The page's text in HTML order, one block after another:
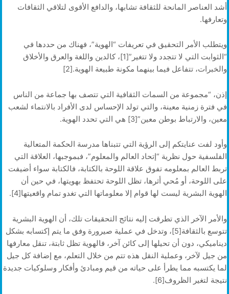
أشد العناصر المانحة للثقافة تشابها، والدافع الأقوى لتلاقي الثقافات
وتعارفها.
ويتطلب الأمر التحقيق في تعريفات “الهوية”، فهناك من حددها في
“الثوابت التي لا تتجدد ولا تتغير”[1]، كالدين واللغة والعرق والأخلاق
والخبرات، تتفاعل فيما بينهما مكونة طبيعة الهوية.[2]
إذن، “مجموعة من السمات الثقافية التي تتصف بها جماعة من الناس
في فترة زمنية معينة، والتي تولد الإحساس لدى الأفراد بالانتماء لشعب
معين، والارتباط بوطن معين”[3] هي التي تحدد الهوية.
وأود لفت عنايتكم إلى الرؤية التي تتبناها مدرسة الحكمة المتعالية
الفلسفية حول نظرية “إتحاد العالم والمعلوم”، فبموجبها، العلاقة التي
تربط العالم بمعلومه تفوق علاقة اللوحة بالكتابة، فالكتابة سواء أضيفت
على اللوحة، أو مُحي أثرها، تظل اللوحة تحتفظ بهويتها، في حين أن
الهوية البشرية ليست لها قوام إلا معلوماتها التي تغدو تمام واقعيتها[4].
والأمر الآخر الذي تطرقت إليه نتائج التحقيقات تلك، أن الهوية البشرية
تتوسع بالثقافة[5]، وتدخل في عملية صيرورة وفق ما يتم إكتسابه بشكل
ديناميكي، دون أن تحيلها إلى كائن آخر، فالهوية تظل ثابتة، تنقل معارفها
من جيل لآخر، وعملية النقل هذه تتم من خلال التعلم، مع إضافة كل جيل
لما يكتسبه مما يطرأ على حياته من قيم ومبادئ وأفكار وسلوكيات جديدة
نتيجة لتغير الظروف[6].